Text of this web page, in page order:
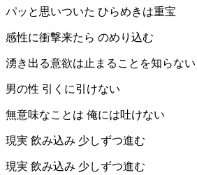
パッと思いついた ひらめきは重宝
感性に衝撃来たら のめり込む
湧き出る意欲は止まることを知らない
男の性 引くに引けない
無意味なことは 俺には吐けない
現実 飲み込み 少しずつ進む
現実 飲み込み 少しずつ進む